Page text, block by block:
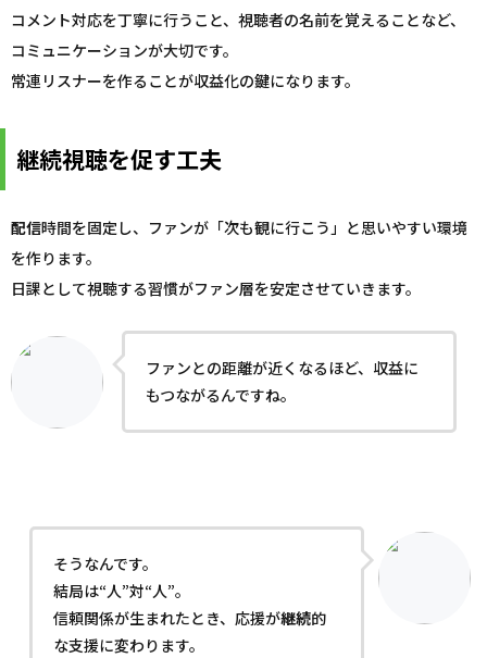
コメント対応を丁寧に行うこと、視聴者の名前を覚えることなど、
コミュニケーションが大切です。
常連リスナーを作ることが収益化の鍵になります。
継続視聴を促す工夫
配信時間を固定し、ファンが「次も観に行こう」と思いやすい環境
を作ります。
日課として視聴する習慣がファン層を安定させていきます。
ファンとの距離が近くなるほど、収益に
もつながるんですね。
そうなんです。
結局は“人”対“人”。
信頼関係が生まれたとき、応援が継続的
な支援に変わります。